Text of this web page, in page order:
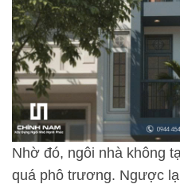
Nhờ đó, ngôi nhà không
quá phô trương. Ngược